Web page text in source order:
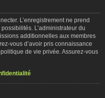
L’enregistrement ne prend
L’administrateur du
additionnelles aux membres
vous d’avoir pris connaissance
de vie privée. Assurez-vous